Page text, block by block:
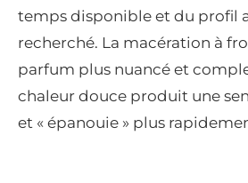
temps disponible et du profil
recherché. La macération à
parfum plus nuancé et
chaleur douce produit une
et « épanouie » plus